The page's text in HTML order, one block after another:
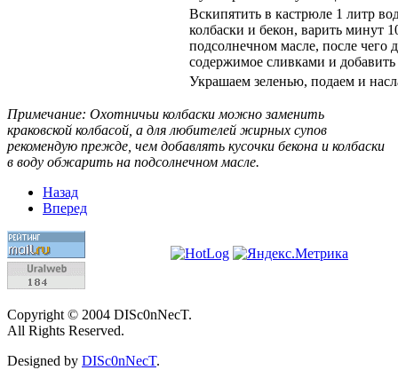
Вскипятить в кастрюле 1 литр
колбаски и бекон, варить минут
подсолнечном масле, после чего
содержимое сливками и
Украшаем зеленью, подаем и
Примечание: Охотничьи колбаски можно заменить
краковской колбасой, а для любителей жирных супов
рекомендую прежде, чем добавлять кусочки бекона и колбаски
в воду обжарить на подсолнечном масле.
Назад
Вперед
Copyright © 2004 DISc0nNecT.
All Rights Reserved.
Designed by DISc0nNecT.